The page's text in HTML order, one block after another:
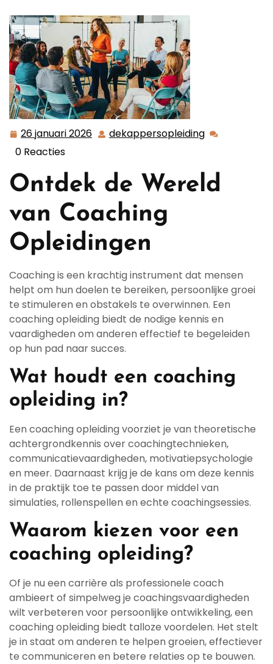
26 januari 2026 26 dekappersopleiding
0 Reacties
Ontdek de Wereld
van Coaching
Opleidingen
Coaching is een krachtig instrument dat mensen
helpt om hun doelen te bereiken, persoonlijke groei
te stimuleren en obstakels te overwinnen. Een
coaching opleiding biedt de nodige kennis en
vaardigheden om anderen effectief te begeleiden
op hun pad naar succes.
Wat houdt een coaching
opleiding in?
Een coaching opleiding voorziet je van theoretische
achtergrondkennis over coachingtechnieken,
communicatievaardigheden, motivatiepsychologie
en meer. Daarnaast krijg je de kans om deze kennis
in de praktijk toe te passen door middel van
simulaties, rollenspellen en echte coachingsessies.
Waarom kiezen voor een
coaching opleiding?
Of je nu een carrière als professionele coach
ambieert of simpelweg je coachingsvaardigheden
wilt verbeteren voor persoonlijke ontwikkeling, een
coaching opleiding biedt talloze voordelen. Het stelt
je in staat om anderen te helpen groeien, effectiever
te communiceren en betere relaties op te bouwen.